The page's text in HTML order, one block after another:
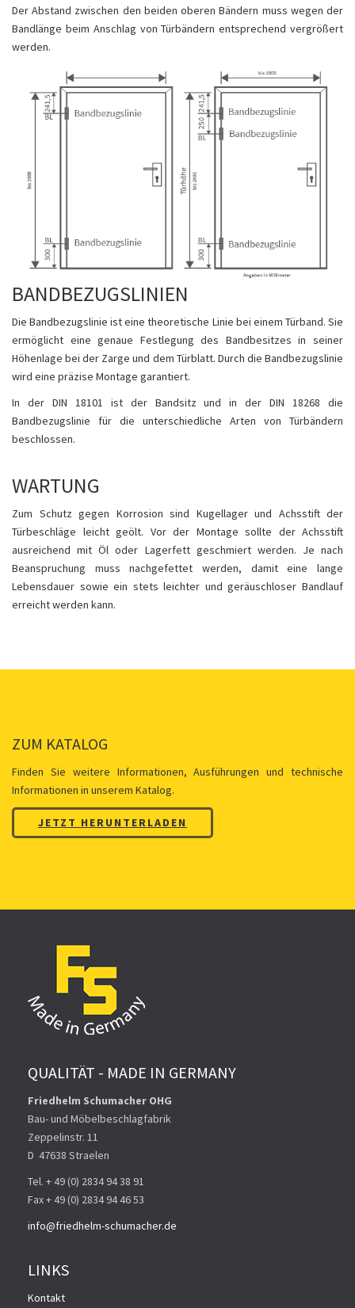
Der Abstand zwischen den beiden oberen Bändern muss wegen der
Bandlänge beim Anschlag von Türbändern entsprechend vergrößert
werden.
BANDBEZUGSLINIEN
Die Bandbezugslinie ist eine theoretische Linie bei einem Türband. Sie
ermöglicht eine genaue Festlegung des Bandbesitzes in seiner
Höhenlage bei der Zarge und dem Türblatt. Durch die Bandbezugslinie
wird eine präzise Montage garantiert.
In der DIN 18101 ist der Bandsitz und in der DIN 18268 die
Bandbezugslinie für die unterschiedliche Arten von Türbändern
beschlossen.
WARTUNG
Zum Schutz gegen Korrosion sind Kugellager und Achsstift der
Türbeschläge leicht geölt. Vor der Montage sollte der Achsstift
ausreichend mit Öl oder Lagerfett geschmiert werden. Je nach
Beanspruchung muss nachgefettet werden, damit eine lange
Lebensdauer sowie ein stets leichter und geräuschloser Bandlauf
erreicht werden kann.
ZUM KATALOG
Finden Sie weitere Informationen, Ausführungen und technische
Informationen in unserem Katalog.
JETZT HERUNTERLADEN
QUALITÄT - MADE IN GERMANY
Friedhelm Schumacher OHG
Bau- und Möbelbeschlagfabrik
Zeppelinstr. 11
D ­ 47638 Straelen
Tel. + 49 (0) 2834 94 38 91
Fax + 49 (0) 2834 94 46 53
info@friedhelm-schumacher.de
LINKS
Kontakt